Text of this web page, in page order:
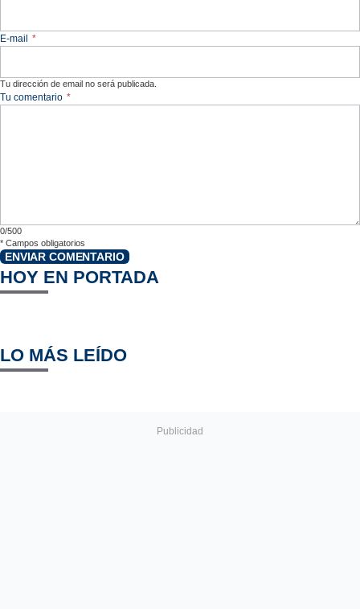
E-mail *
Tu dirección de email no será publicada.
Tu comentario *
0/500
* Campos obligatorios
ENVIAR COMENTARIO
HOY EN PORTADA
LO MÁS LEÍDO